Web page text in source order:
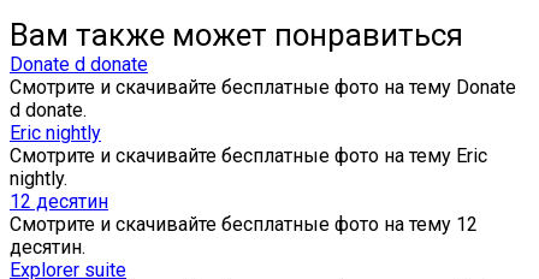
Вам также может понравиться
Donate d donate
Смотрите и скачивайте бесплатные фото на тему Donate
d donate.
Eric nightly
Смотрите и скачивайте бесплатные фото на тему Eric
nightly.
12 десятин
Смотрите и скачивайте бесплатные фото на тему 12
десятин.
Explorer suite